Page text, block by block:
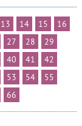
13 14 15
16
27 28
29
40 41
42
53 54
55
66